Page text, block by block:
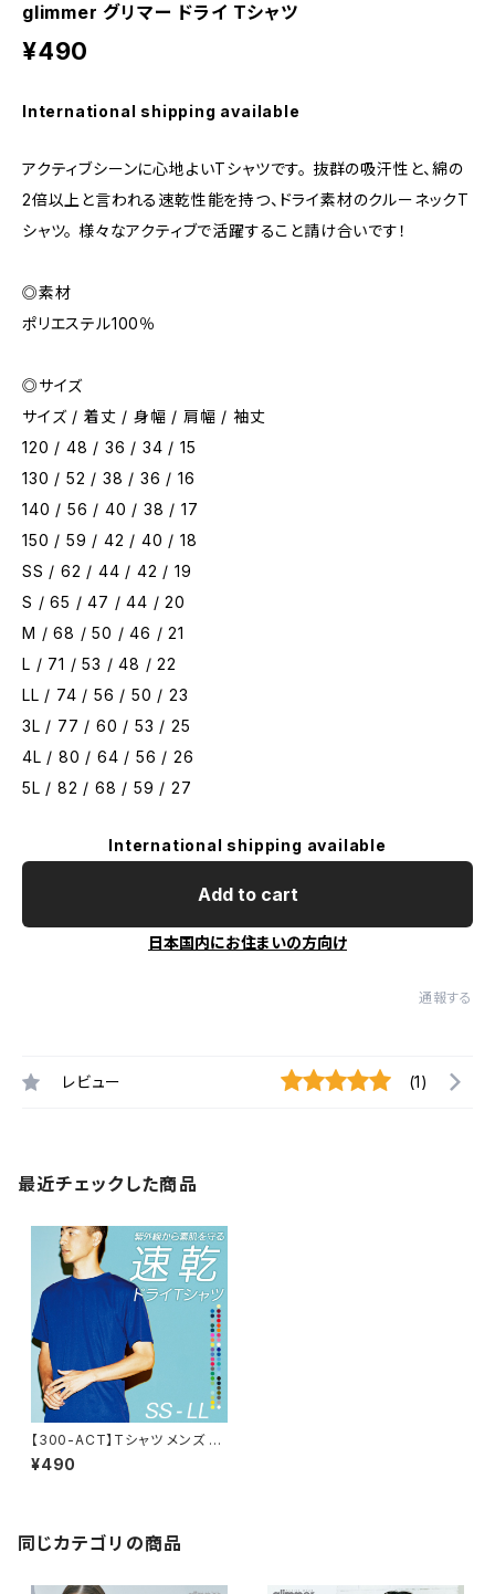
glimmer グリマー ドライ Tシャツ
¥490
International shipping available
アクティブシーンに心地よいTシャツです。 抜群の吸汗性と、綿の
2倍以上と言われる速乾性能を持つ、ドライ素材のクルーネックT
シャツ。 様々なアクティブで活躍すること請け合いです！
◎素材
ポリエステル100％
◎サイズ
サイズ / 着丈 / 身幅 / 肩幅 / 袖丈
120 / 48 / 36 / 34 / 15
130 / 52 / 38 / 36 / 16
140 / 56 / 40 / 38 / 17
150 / 59 / 42 / 40 / 18
SS / 62 / 44 / 42 / 19
S / 65 / 47 / 44 / 20
M / 68 / 50 / 46 / 21
L / 71 / 53 / 48 / 22
LL / 74 / 56 / 50 / 23
3L / 77 / 60 / 53 / 25
4L / 80 / 64 / 56 / 26
5L / 82 / 68 / 59 / 27
International shipping available
Add to cart
日本国内にお住まいの方向け
通報する
レビュー (1)
最近チェックした商品
【300-ACT】Tシャツ メンズ レ
ディース 無地 シンプル 薄手 涼
しい 吸汗速乾 UVカット 日除け
アウトドア スポーツ ランニング
マラソン 運動会 ジム ウォーキン
マー ドライ Tシャツ
¥490
同じカテゴリの商品